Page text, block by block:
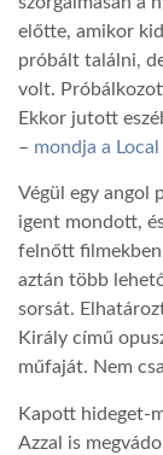
AFRIKA
A NAP SZÉPE
LINKTR.EE
DOBRAVERO.HU
előtte, amikor
próbált találni,
volt.
Ekkor jutott
– mondja a
Végül egy angol
igent mondott,
felnőtt
aztán több
sorsát.
Király című
műfaját. Nem
Kapott hideget-
Azzal is